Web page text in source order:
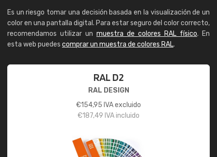
Es un riesgo tomar una decisión basada en la visualización de un
color en una pantalla digital. Para estar seguro del color correcto,
recomendamos utilizar un muestra de colores RAL físico. En
esta web puedes comprar un muestra de colores RAL.
RAL D2
RAL DESIGN
€154,95 IVA excluido
€187,49 IVA incluido